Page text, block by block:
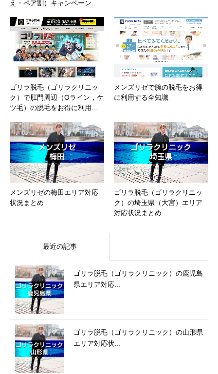
え・ペア割）キャンペーン…
ゴリラ脱毛（ゴリラクリニッ
ク）で肛門周辺（Oライン，ケ
ツ毛）の脱毛をお得に利用…
メンズリゼで腕の脱毛をお得
に利用する全知識
メンズリゼの梅田エリア対応
状況まとめ
ゴリラ脱毛（ゴリラクリニッ
ク）の埼玉県（大宮）エリア
対応状況まとめ
最近の記事
ゴリラ脱毛（ゴリラクリニック）の鹿児島
県エリア対応...
ゴリラ脱毛（ゴリラクリニック）の山形県
エリア対応状...